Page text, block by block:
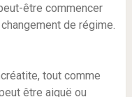
être commencer
de régime.
tout comme
être aiguë ou